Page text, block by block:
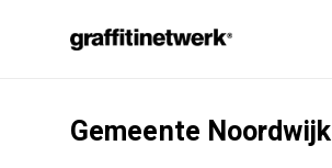
Gemeente Noordwijk